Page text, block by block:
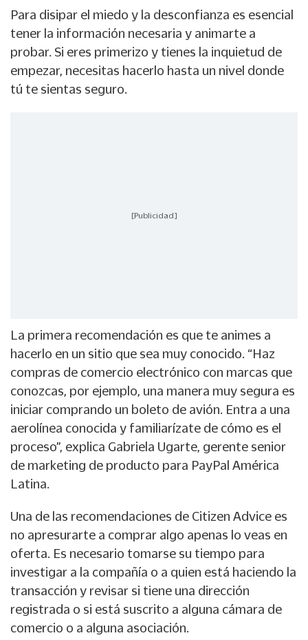
Para disipar el miedo y la desconfianza es esencial
tener la información necesaria y animarte a
probar. Si eres primerizo y tienes la inquietud de
empezar, necesitas hacerlo hasta un nivel donde
tú te sientas seguro.
[Publicidad]
La primera recomendación es que te animes a
hacerlo en un sitio que sea muy conocido. “Haz
compras de comercio electrónico con marcas que
conozcas, por ejemplo, una manera muy segura es
iniciar comprando un boleto de avión. Entra a una
aerolínea conocida y familiarízate de cómo es el
proceso”, explica Gabriela Ugarte, gerente senior
de marketing de producto para PayPal América
Latina.
Una de las recomendaciones de Citizen Advice es
no apresurarte a comprar algo apenas lo veas en
oferta. Es necesario tomarse su tiempo para
investigar a la compañía o a quien está haciendo la
transacción y revisar si tiene una dirección
registrada o si está suscrito a alguna cámara de
comercio o a alguna asociación.